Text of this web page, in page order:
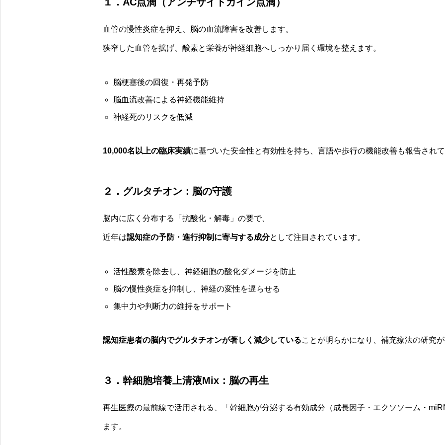
血管の慢性炎症を抑え、脳の血流障害を改善します。
狭窄した血管を拡げ、酸素と栄養が神経細胞へしっかり届く環境を整えます。
脳梗塞後の回復・再発予防
脳血流改善による神経機能維持
神経死のリスクを低減
10,000名以上の臨床実績に基づいた安全性と有効性を持ち、言語や歩行の機能改善も報告され
２．グルタチオン：脳の守護
脳内に広く分布する「抗酸化・解毒」の要で、
近年は認知症の予防・進行抑制に寄与する成分として注目されています。
活性酸素を除去し、神経細胞の酸化ダメージを防止
脳の慢性炎症を抑制し、神経の変性を遅らせる
集中力や判断力の維持をサポート
認知症患者の脳内でグルタチオンが著しく減少していることが明らかになり、補充療法の研究
３．幹細胞培養上清液Mix：脳の再生
再生医療の最前線で活用される、「幹細胞が分泌する有効成分（成長因子・エクソソーム・
ます。